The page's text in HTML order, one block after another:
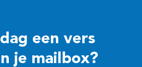
een vers
je mailbox?